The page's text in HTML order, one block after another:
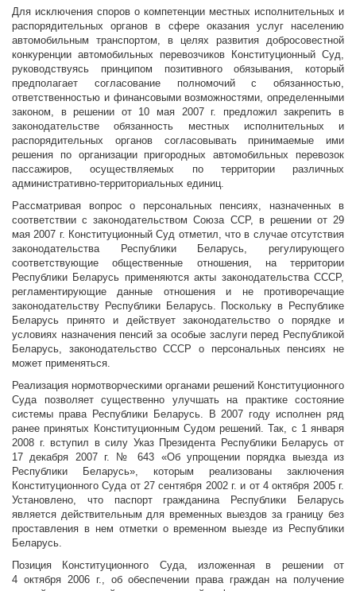
Для исключения споров о компетенции местных исполнительных и
распорядительных органов в сфере оказания услуг населению
автомобильным транспортом, в целях развития добросовестной
конкуренции автомобильных перевозчиков Конституционный Суд,
руководствуясь принципом позитивного обязывания, который
предполагает согласование полномочий с обязанностью,
ответственностью и финансовыми возможностями, определенными
законом, в решении от 10 мая 2007 г. предложил закрепить в
законодательстве обязанность местных исполнительных и
распорядительных органов согласовывать принимаемые ими
решения по организации пригородных автомобильных перевозок
пассажиров, осуществляемых по территории различных
административно-территориальных единиц.
Рассматривая вопрос о персональных пенсиях, назначенных в
соответствии с законодательством Союза ССР, в решении от 29
мая 2007 г. Конституционный Суд отметил, что в случае отсутствия
законодательства Республики Беларусь, регулирующего
соответствующие общественные отношения, на территории
Республики Беларусь применяются акты законодательства СССР,
регламентирующие данные отношения и не противоречащие
законодательству Республики Беларусь. Поскольку в Республике
Беларусь принято и действует законодательство о порядке и
условиях назначения пенсий за особые заслуги перед Республикой
Беларусь, законодательство СССР о персональных пенсиях не
может применяться.
Реализация нормотворческими органами решений Конституционного
Суда позволяет существенно улучшать на практике состояние
системы права Республики Беларусь. В 2007 году исполнен ряд
ранее принятых Конституционным Судом решений. Так, с 1 января
2008 г. вступил в силу Указ Президента Республики Беларусь от
17 декабря 2007 г. № 643 «Об упрощении порядка выезда из
Республики Беларусь», которым реализованы заключения
Конституционного Суда от 27 сентября 2002 г. и от 4 октября 2005 г.
Установлено, что паспорт гражданина Республики Беларусь
является действительным для временных выездов за границу без
проставления в нем отметки о временном выезде из Республики
Беларусь.
Позиция Конституционного Суда, изложенная в решении от
4 октября 2006 г., об обеспечении права граждан на получение